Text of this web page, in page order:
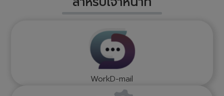
WorkD-mail